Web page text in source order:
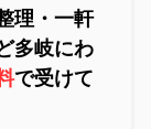
用品回収
理・一軒
多岐にわ
で受けて